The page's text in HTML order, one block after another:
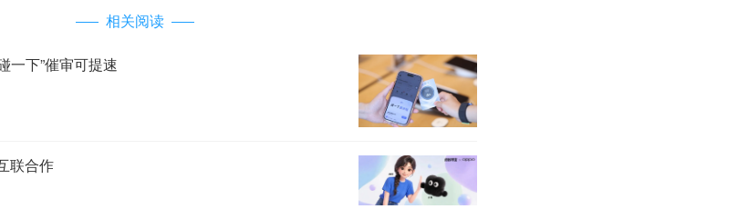
相关阅读
一下”催审可提速
联合作